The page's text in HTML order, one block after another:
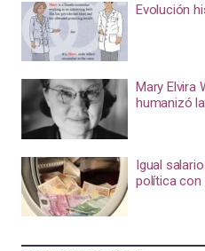
Evolución
Mary Elvira
humanizó
Igual
política